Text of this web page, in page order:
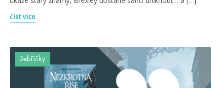
číst více
žebříčky